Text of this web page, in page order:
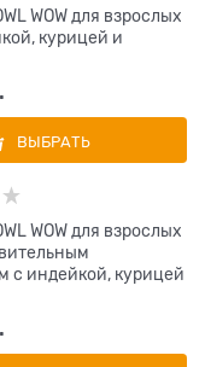
WOW для взрослых
курицей и
ВЫБРАТЬ
WOW для взрослых
с индейкой, курицей